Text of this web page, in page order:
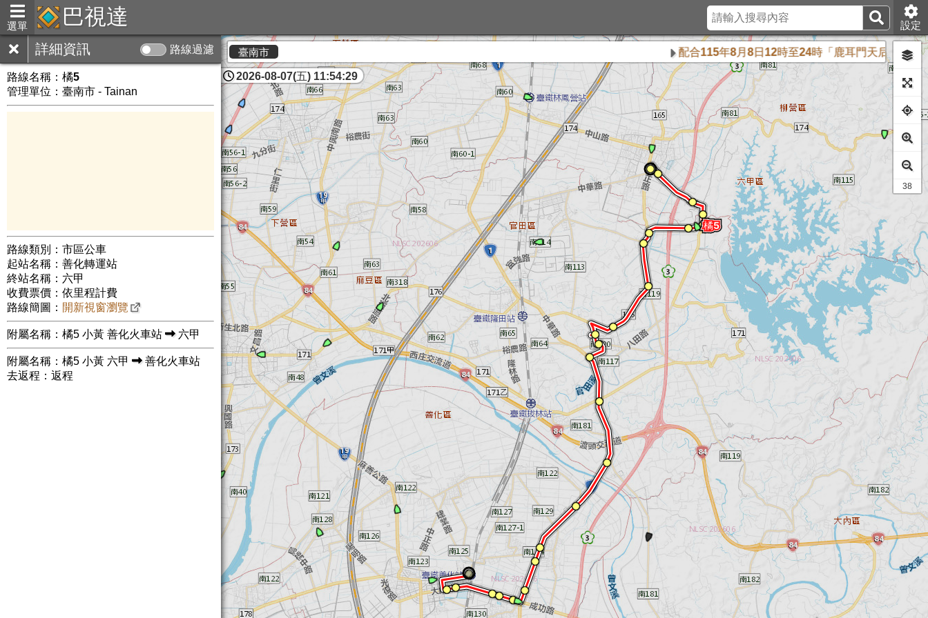
選單 巴視達 設定
詳細資訊 路線過濾
路線名稱： 橘5
管理單位：臺南市 - Tainan
路線類別：市區公車
起站名稱：善化轉運站
終站名稱：六甲
收費票價：依里程計費
路線簡圖： 開新視窗瀏覽
附屬名稱：橘5 小黃 善化火車站 六甲
附屬名稱：橘5 小黃 六甲
善化火車站
去返程：返程
臺南市 配合115年8月8日12時至24時「鹿耳門天后宮天上聖母夜
2026-08-07(五) 11:54:29
24